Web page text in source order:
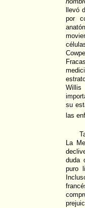
llevó
por
su
las
La
duda
puro